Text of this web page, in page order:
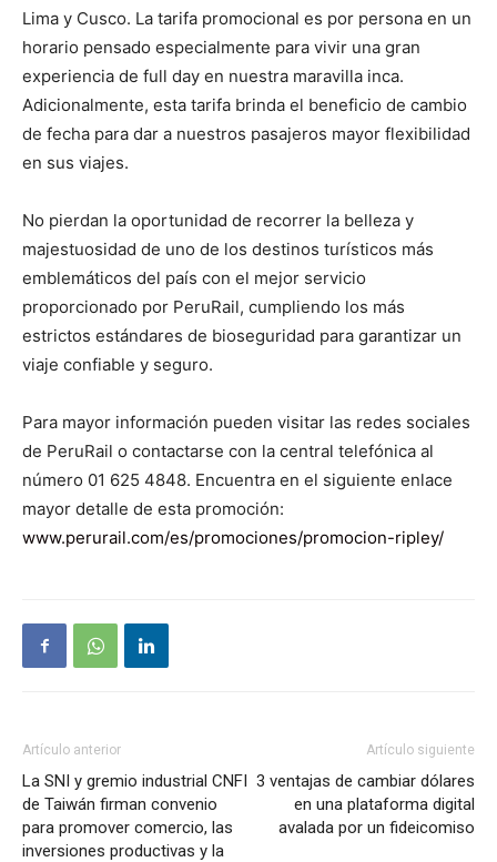
Lima y Cusco. La tarifa promocional es por persona en un
horario pensado especialmente para vivir una gran
experiencia de full day en nuestra maravilla inca.
Adicionalmente, esta tarifa brinda el beneficio de cambio
de fecha para dar a nuestros pasajeros mayor flexibilidad
en sus viajes.
No pierdan la oportunidad de recorrer la belleza y
majestuosidad de uno de los destinos turísticos más
emblemáticos del país con el mejor servicio
proporcionado por PeruRail, cumpliendo los más
estrictos estándares de bioseguridad para garantizar un
viaje confiable y seguro.
Para mayor información pueden visitar las redes sociales
de PeruRail o contactarse con la central telefónica al
número 01 625 4848. Encuentra en el siguiente enlace
mayor detalle de esta promoción:
www.perurail.com/es/promociones/promocion-ripley/
Artículo anterior
La SNI y gremio industrial CNFI
de Taiwán firman convenio
para promover comercio, las
inversiones productivas y la
Artículo siguiente
3 ventajas de cambiar dólares
en una plataforma digital
avalada por un fideicomiso